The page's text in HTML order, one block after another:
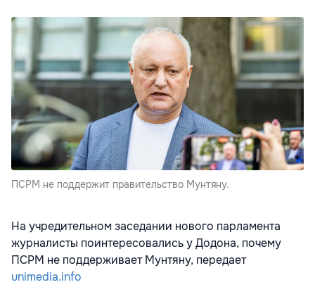
ПСРМ не поддержит правительство Мунтяну.
На учредительном заседании нового парламента
журналисты поинтересовались у Додона, почему
ПСРМ не поддерживает Мунтяну, передает
unimedia.info